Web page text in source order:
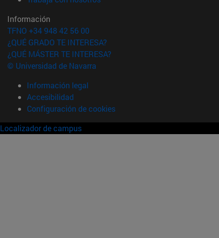
Información
TFNO +34 948 42 56 00
¿QUÉ GRADO TE INTERESA?
¿QUÉ MÁSTER TE INTERESA?
© Universidad de Navarra
Información legal
Accesibilidad
Configuración de cookies
Localizador de campus